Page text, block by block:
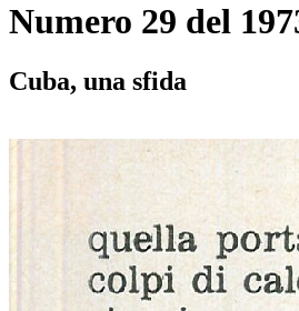
Numero 29 del
Cuba, una sfida